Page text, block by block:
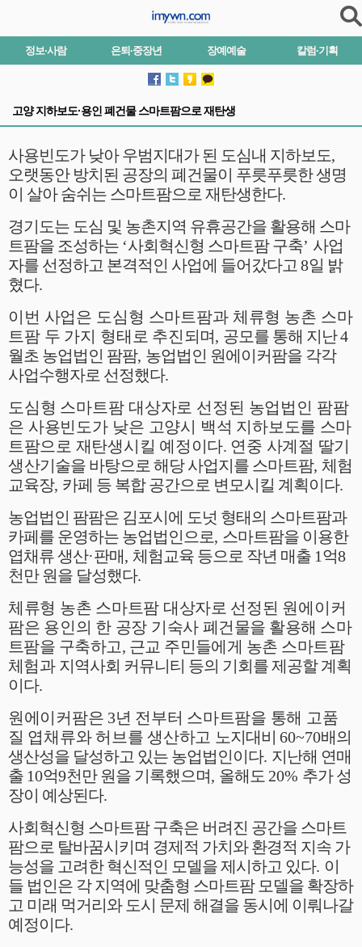
정보·사람 은퇴·중장년 장예예술 칼럼·기획
고양 지하보도·용인 폐건물 스마트팜으로 재탄생
사용빈도가 낮아 우범지대가 된 도심내 지하보도,
오랫동안 방치된 공장의 폐건물이 푸릇푸릇한 생명
이 살아 숨쉬는 스마트팜으로 재탄생한다.
경기도는 도심 및 농촌지역 유휴공간을 활용해 스마
트팜을 조성하는 ‘사회혁신형 스마트팜 구축’ 사업
자를 선정하고 본격적인 사업에 들어갔다고 8일 밝
혔다.
이번 사업은 도심형 스마트팜과 체류형 농촌 스마
트팜 두 가지 형태로 추진되며, 공모를 통해 지난4
월초 농업법인 팜팜, 농업법인 원에이커팜을 각각
사업수행자로 선정했다.
도심형 스마트팜 대상자로 선정된 농업법인 팜팜
은 사용빈도가 낮은 고양시
백석 지하보도를 스마
트팜으로 재탄생시킬 예정이다. 연중 사계절 딸기
생산기술을 바탕으로 해당 사업지를 스마트팜,체험
교육장, 카페 등 복합 공간으로 변모시킬 계획이다.
농업법인 팜팜은 김포시에 도넛 형태의 스마트팜과
카페를 운영하는 농업법인으로, 스마트팜을 이용한
엽채류 생산·판매, 체험교육 등으로 작년 매출 1억8
천만 원을 달성했다.
체류형 농촌 스마트팜 대상자로 선정된 원에이커
팜은 용인의 한 공장 기숙사 폐건물을 활용해 스마
트팜을 구축하고, 근교 주민들에게 농촌 스마트팜
체험과 지역사회 커뮤니티 등의 기회를 제공할 계획
이다.
원에이커팜은 3년 전부터 스마트팜을 통해 고품
질 엽채류와 허브를 생산하고 노지대비 60~70배의
생산성을 달성하고 있는 농업법인이다. 지난해 연매
출 10억9천만 원을 기록했으며, 올해도 20% 추가 성
장이 예상된다.
사회혁신형 스마트팜 구축은 버려진 공간을 스마트
팜으로 탈바꿈시키며 경제적 가치와 환경적 지속 가
능성을 고려한 혁신적인 모델을 제시하고 있다. 이
들 법인은 각 지역에 맞춤형 스마트팜 모델을 확장하
고 미래 먹거리와 도시 문제 해결을 동시에 이뤄나갈
예정이다.